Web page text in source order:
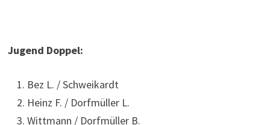
Jugend Doppel:
Bez L. / Schweikardt
Heinz F. / Dorfmüller L.
Wittmann / Dorfmüller B.